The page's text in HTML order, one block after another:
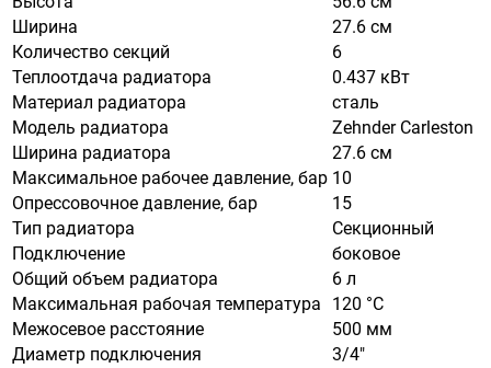
Ширина
27.6 см
Количество секций
6
Теплоотдача радиатора
0.437 кВт
Материал радиатора
сталь
Модель радиатора
Zehnder Carleston
Ширина радиатора
27.6 см
Максимальное рабочее давление, бар 10
Опрессовочное давление, бар
15
Тип радиатора
Секционный
Подключение
боковое
Общий объем радиатора
6 л
Максимальная рабочая температура
120 °С
Межосевое расстояние
500 мм
Диаметр подключения
3/4"